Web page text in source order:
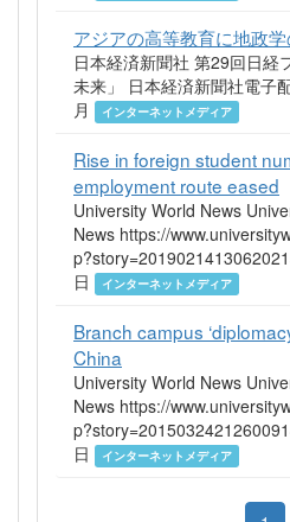
アジアの高等教育に地政
日本経済新聞社 第29回日経
未来」 日本経済新聞社電子
月
インターネットメディア
Rise in foreign student
employment route eased
University World News
News https://
日
インターネットメディア
Branch campus
China
University World News
News https://
日
インターネットメディア